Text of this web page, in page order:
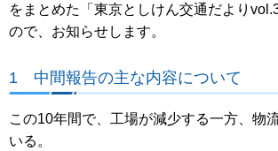
をまとめた「東京としけん交通だより
ので、お知らせします。
1 中間報告の主な内容について
この10年間で、工場が減少する一方、物
いる。